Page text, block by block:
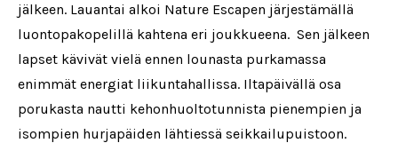
jälkeen. Lauantai alkoi Nature Escapen järjestämällä
luontopakopelillä kahtena eri joukkueena. Sen jälkeen
lapset kävivät vielä ennen lounasta purkamassa
enimmät energiat liikuntahallissa. Iltapäivällä osa
porukasta nautti kehonhuoltotunnista pienempien ja
isompien hurjapäiden lähtiessä seikkailupuistoon.